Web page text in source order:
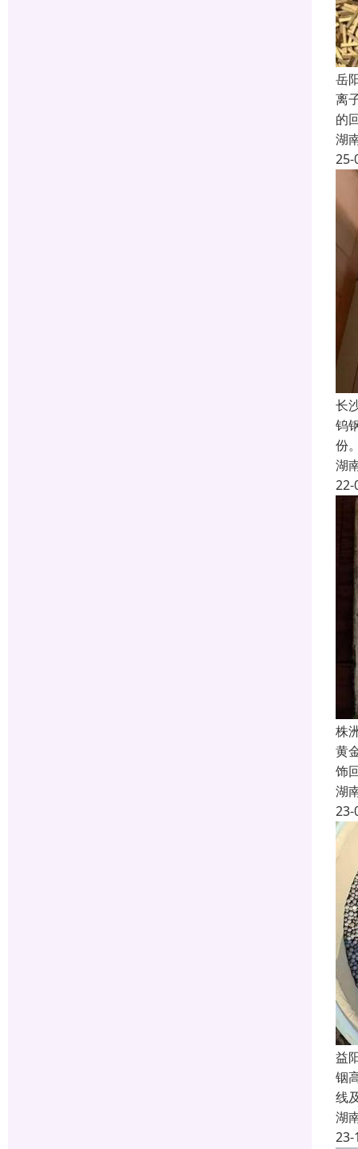
岳
离
的
湖
25-
长
钨
份
湖
22-
株
黄
饰
湖
23-
益
铟
线
湖
23-